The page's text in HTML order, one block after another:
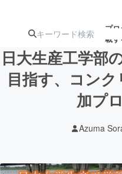
プ
載
注目のリ 注目の新
日大生産工学部
目指す、コン
加プ
Azuma